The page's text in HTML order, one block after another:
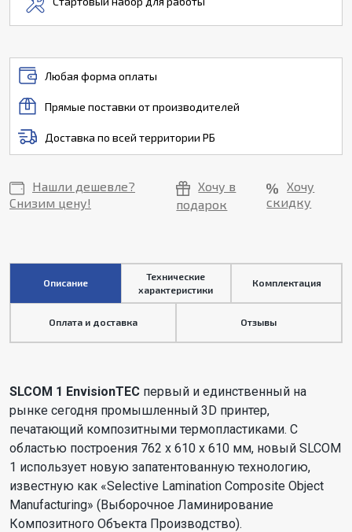
Любая форма оплаты
Прямые поставки от производителей
Доставка по всей территории РБ
Нашли дешевле?
Снизим цену!
Хочу в
подарок
Хочу
скидку
Описание
Технические
характеристики
Комплектация
Оплата и доставка Отзывы
SLCOM 1 EnvisionTEC первый и единственный на
рынке сегодня промышленный 3D принтер,
печатающий композитными термопластиками. С
областью построения 762 x 610 x 610 мм, новый SLCOM
1 использует новую запатентованную технологию,
известную как «Selective Lamination Composite Object
Manufacturing» (Выборочное Ламинирование
Композитного Объекта Производство).